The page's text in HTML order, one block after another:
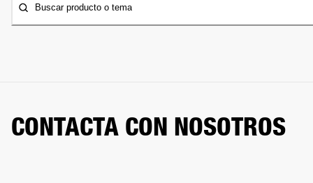
Buscar producto o tema
CONTACTA CON NOSOTROS